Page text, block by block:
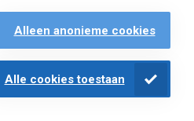
Alleen anonieme cookies
Alle cookies toestaan